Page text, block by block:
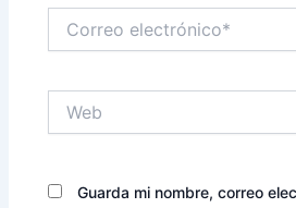
electrónico*
Guarda mi nombre, correo